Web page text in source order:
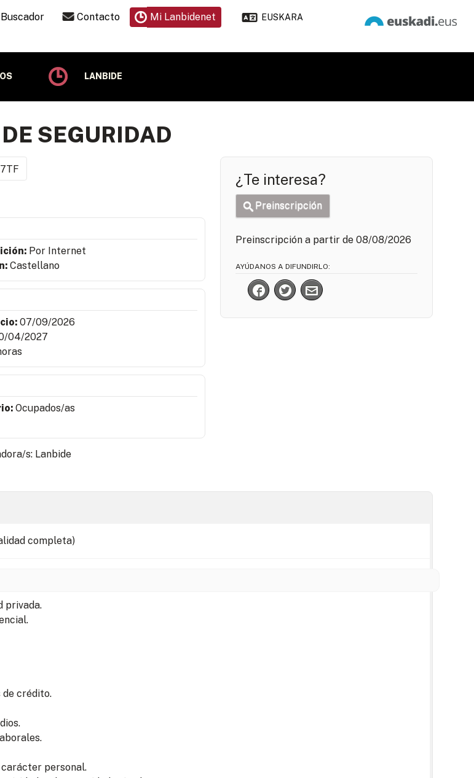
Buscador Contacto Mi Lanbidenet EUSKARA
LANBIDE
SEGURIDAD
Por Internet
Castellano
07/09/2026
04/2027
Ocupados/as
s: Lanbide
¿Te interesa?
Preinscripción
Preinscripción a partir de 08/08/2026
AYÚDANOS A DIFUNDIRLO:
completa)
privada.
de crédito.
personal.